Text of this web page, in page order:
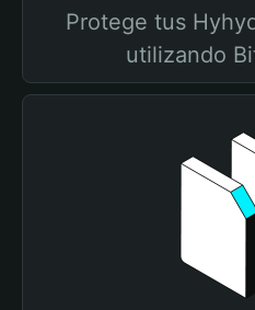
Protege tus
utilizando